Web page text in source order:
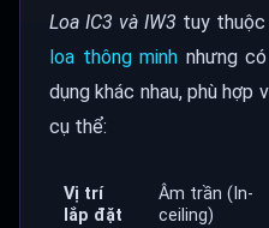
Loa IC3 và IW3 tuy
loa thông minh nhưng
dụng khác nhau, phù hợp
cụ thể:
Vị trí
lắp đặt
Âm trần (In-
ceiling)